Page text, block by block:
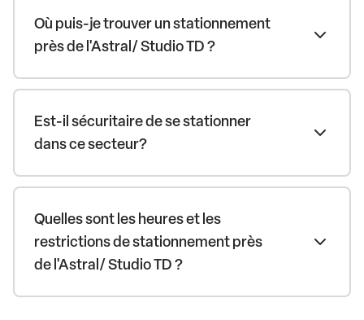
Où puis-je trouver un stationnement
près de l'Astral/ Studio TD ?
Est-il sécuritaire de se stationner
dans ce secteur?
Quelles sont les heures et les
restrictions de stationnement près
de l'Astral/ Studio TD ?